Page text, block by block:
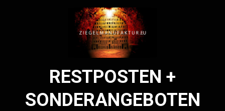
RESTPOSTEN +
SONDERANGEBOTEN